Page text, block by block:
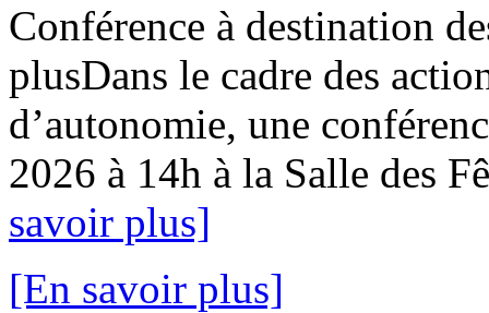
Conférence à destination
plusDans le cadre des
d’autonomie, une
2026 à 14h à la Salle des
savoir plus]
[En savoir plus]